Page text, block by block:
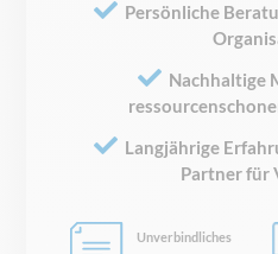
Persönliche
Nachhaltige
Langjährige
Partner für
Unverbindliches